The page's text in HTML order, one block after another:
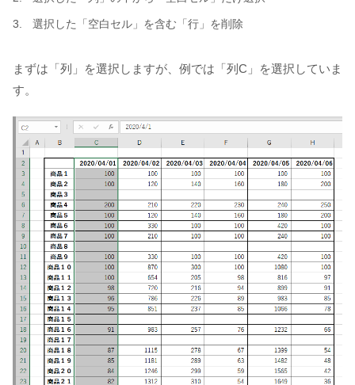
選択した「空白セル」を含む「行」を削除
まずは「列」を選択しますが、例では「列C」を選択していま
す。